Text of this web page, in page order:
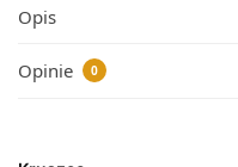
Opis
Opinie 0